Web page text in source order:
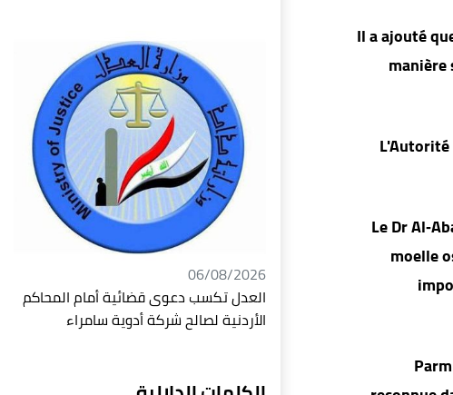
Il a ajouté
Le Dr
moelle
06/08/2026
العدل تكسب دعوى قضائية أمام المحاكم
الأردنية لصالح شركة أدوية سامراء